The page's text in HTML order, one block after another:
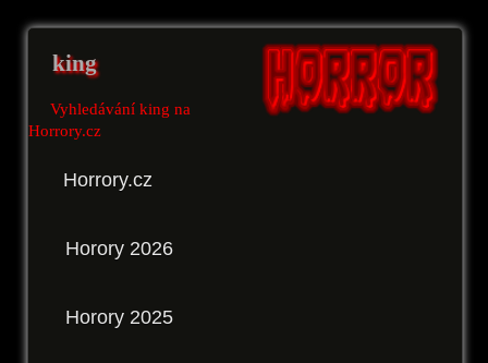
king
Vyhledávání king na
Horrory.cz
Horrory.cz
Horory 2026
Horory 2025